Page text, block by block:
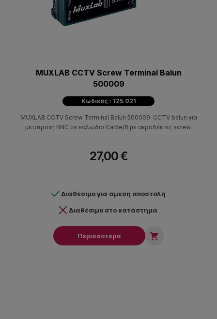
MUXLAB CCTV Screw Terminal Balun
500009
Κωδικός : 125.021
MUXLAB CCTV Screw Terminal Balun 500009: CCTV balun για
μετατροπή BNC σε καλώδιο Cat5e/6 με ακροδέκτες screw.
27,00 €
Διαθέσιμο για άμεση αποστολή
Διαθέσιμο στο κατάστημα
Περισσότερα 